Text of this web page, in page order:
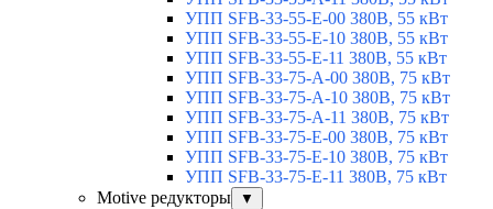
УПП SFB-33-55-E-00 380В, 55 кВт
УПП SFB-33-55-E-10 380В, 55 кВт
УПП SFB-33-55-E-11 380В, 55 кВт
УПП SFB-33-75-A-00 380В, 75 кВт
УПП SFB-33-75-A-10 380В, 75 кВт
УПП SFB-33-75-A-11 380В, 75 кВт
УПП SFB-33-75-E-00 380В, 75 кВт
УПП SFB-33-75-E-10 380В, 75 кВт
УПП SFB-33-75-E-11 380В, 75 кВт
Motive редукторы
▼